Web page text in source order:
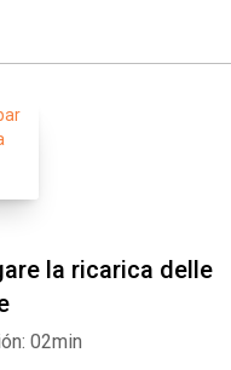
la ricarica delle
02min